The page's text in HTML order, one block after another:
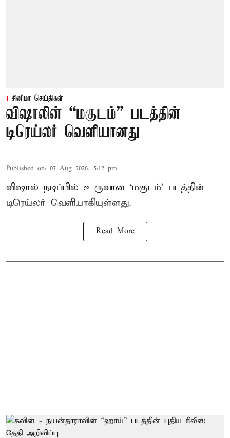
சினிமா செய்திகள்
விஷாலின் “மகுடம்” படத்தின்
டிரெய்லர் வெளியானது
Published on: 07 Aug 2026, 5:12 pm
விஷால் நடிப்பில் உருவான ‘மகுடம்’ படத்தின்
டிரெய்லர் வெளியாகியுள்ளது.
Read More